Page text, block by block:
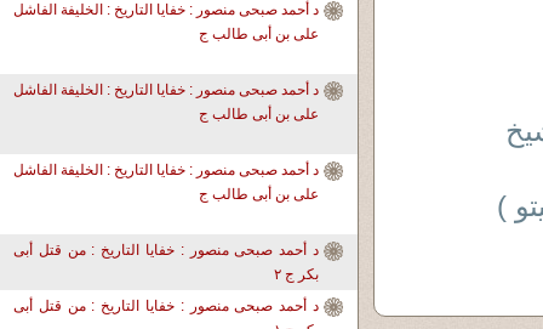
)
د أحمد صبحى منصور : خفايا التاريخ : الخليفة الفاشل
على بن أبى طالب ج
د أحمد صبحى منصور : خفايا التاريخ : الخليفة الفاشل
على بن أبى طالب ج
د أحمد صبحى منصور : خفايا التاريخ : الخليفة الفاشل
على بن أبى طالب ج
د أحمد صبحى منصور : خفايا التاريخ : من قتل أبى
بكر ج ٢
د أحمد صبحى منصور : خفايا التاريخ : من قتل أبى